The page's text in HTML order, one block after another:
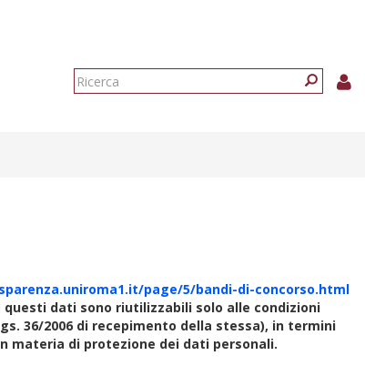
Form
page/5/bandi-di-concorso.html
questi dati sono riutilizzabili solo alle condizioni
36/2006 di recepimento della stessa), in termini
materia di protezione dei dati personali.